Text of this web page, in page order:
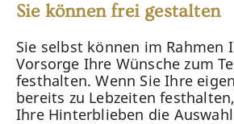
Sie können frei gestalten
Sie selbst können im Rahmen
Vorsorge Ihre Wünsche zum
festhalten. Wenn Sie Ihre
bereits zu Lebzeiten
Ihre Hinterblieben die